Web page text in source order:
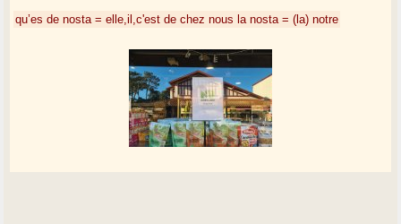
qu’es de nosta = elle,il,c'est de chez nous la nosta = (la) notre